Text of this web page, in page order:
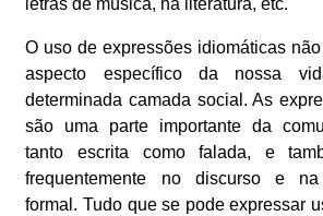
letras de música, na literatura, etc.
O uso de expressões idiomáticas
aspecto específico da nossa
determinada camada social. As
são uma parte importante da
tanto escrita como falada, e
frequentemente no discurso e na
formal. Tudo que se pode expressar